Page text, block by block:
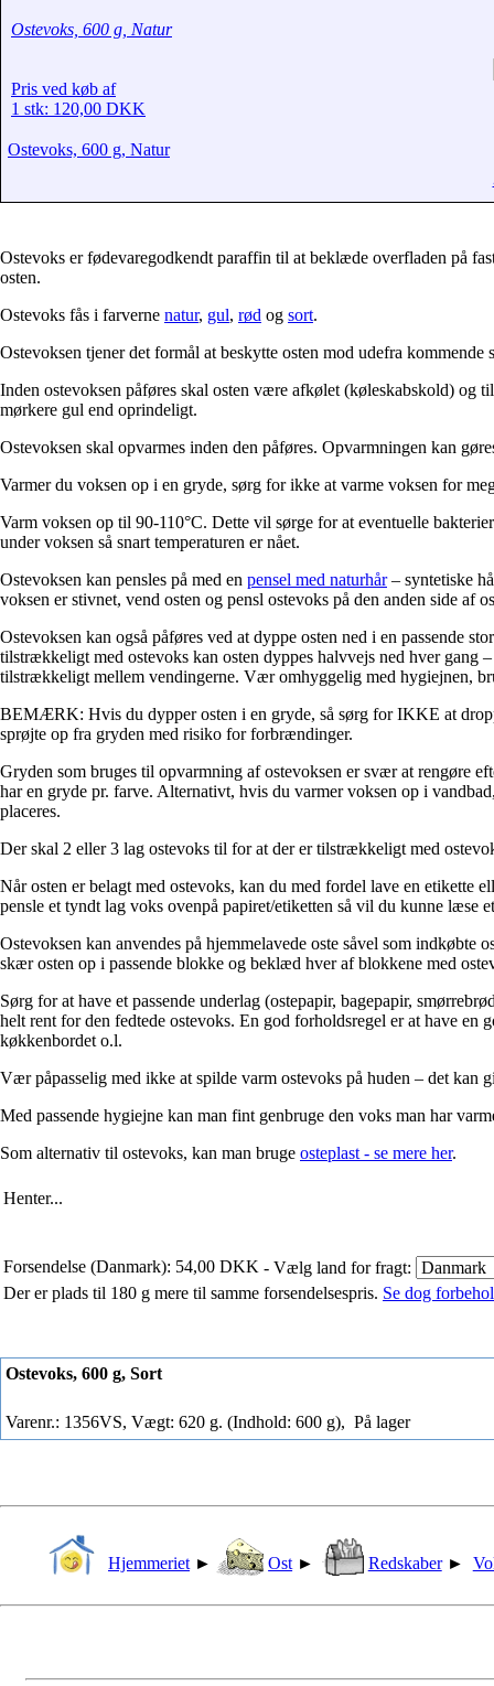
Ostevoks, 600 g, Natur
Pris ved køb af
1 stk: 120,00 DKK
Ostevoks, 600 g, Natur
Ostevoks er fødevaregodkendt paraffin til at beklæde overfladen på
osten.
Ostevoks fås i farverne natur, gul, rød og sort.
Ostevoksen tjener det formål at beskytte osten mod udefra
Inden ostevoksen påføres skal osten være afkølet (køleskabskold) og
mørkere gul end oprindeligt.
Ostevoksen skal opvarmes inden den påføres. Opvarmningen kan
Varmer du voksen op i en gryde, sørg for ikke at varme voksen for
Varm voksen op til 90-110°C. Dette vil sørge for at eventuelle
under voksen så snart temperaturen er nået.
Ostevoksen kan pensles på med en pensel med naturhår– syntetiske
voksen er stivnet, vend osten og pensl ostevoks på den anden side af
Ostevoksen kan også påføres ved at dyppe osten ned i en passende
tilstrækkeligt med ostevoks kan osten dyppes halvvejs ned hver gang
tilstrækkeligt mellem vendingerne. Vær omhyggelig med hygiejnen,
BEMÆRK: Hvis du dypper osten i en gryde, så sørg for IKKE at
sprøjte op fra gryden med risiko for forbrændinger.
Gryden som bruges til opvarmning af ostevoksen er svær at rengøre
har en gryde pr. farve. Alternativt, hvis du varmer voksen op i
placeres.
Der skal 2 eller 3 lag ostevoks til for at der er tilstrækkeligt med
Når osten er belagt med ostevoks, kan du med fordel lave en etikette
pensle et tyndt lag voks ovenpå papiret/etiketten så vil du kunne læse
Ostevoksen kan anvendes på hjemmelavede oste såvel som indkøbte
skær osten op i passende blokke og beklæd hver af blokkene med
Sørg for at have et passende underlag (ostepapir, bagepapir,
helt rent for den fedtede ostevoks. En god forholdsregel er at have
køkkenbordet o.l.
Vær påpasselig med ikke at spilde varm ostevoks på huden – det kan
Med passende hygiejne kan man fint genbruge den voks man har
Som alternativ til ostevoks, kan man bruge osteplast - se mere her.
Henter...
Forsendelse (Danmark): 54,00 DKK - Vælg land for fragt:
Der er plads til 180 g mere til samme forsendelsespris. Se dog
Ostevoks, 600 g, Sort
Varenr.: 1356VS, Vægt: 620 g. (Indhold: 600 g), På lager
Hjemmeriet ► Ost ► Redskaber ►